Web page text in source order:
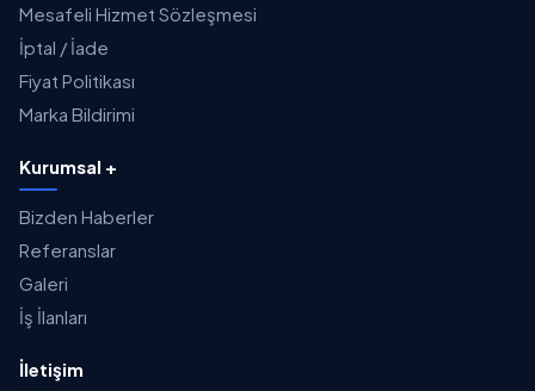
Mesafeli Hizmet Sözleşmesi
İptal / İade
Fiyat Politikası
Marka Bildirimi
Kurumsal +
Bizden Haberler
Referanslar
Galeri
İş İlanları
İletişim